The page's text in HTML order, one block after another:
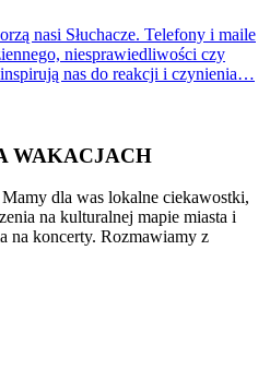
nasi Słuchacze. Telefony i maile
niesprawiedliwości czy
nas do reakcji i czynienia…
WAKACJACH
dla was lokalne ciekawostki,
na kulturalnej mapie miasta i
na koncerty. Rozmawiamy z